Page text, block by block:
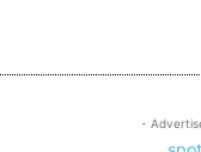
-